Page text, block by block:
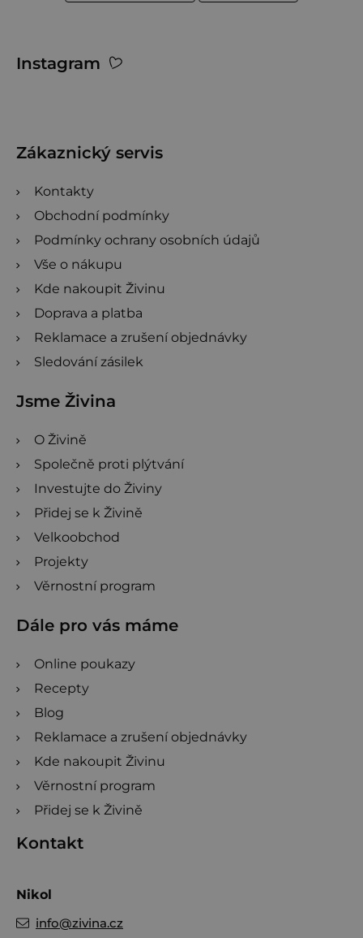
Instagram
Zákaznický servis
Kontakty
Obchodní podmínky
Podmínky ochrany osobních údajů
Vše o nákupu
Kde nakoupit Živinu
Doprava a platba
Reklamace a zrušení objednávky
Sledování zásilek
Jsme Živina
O Živině
Společně proti plýtvání
Investujte do Živiny
Přidej se k Živině
Velkoobchod
Projekty
Věrnostní program
Dále pro vás máme
Online poukazy
Recepty
Blog
Reklamace a zrušení objednávky
Kde nakoupit Živinu
Věrnostní program
Přidej se k Živině
Kontakt
Nikol
info@zivina.cz